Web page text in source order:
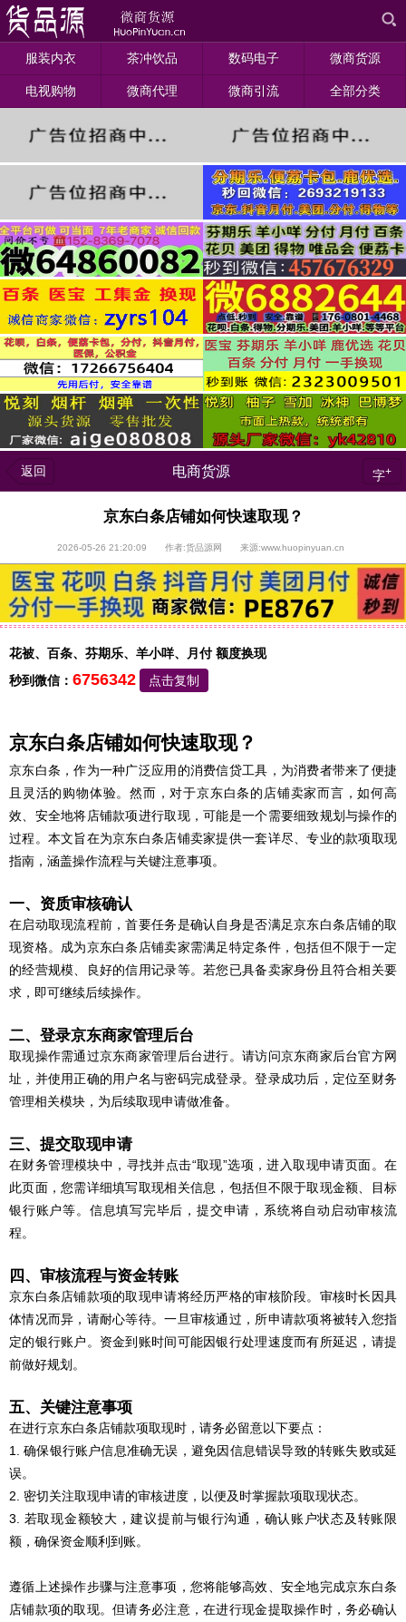
服装内衣 茶冲饮品 数码电子 微商货源
电视购物 微商代理 微商引流 全部分类
返回 电商货源 字+
京东白条店铺如何快速取现？
2026-05-26 21:20:09 作者:货品源网 来源:www.huopinyuan.cn
花被、百条、芬期乐、羊小咩、月付 额度换现
秒到微信： 6756342 点击复制
京东白条店铺如何快速取现？
京东白条，作为一种广泛应用的消费信贷工具，为消费者带来了便捷
且灵活的购物体验。然而，对于京东白条的店铺卖家而言，如何高
效、安全地将店铺款项进行取现，可能是一个需要细致规划与操作的
过程。本文旨在为京东白条店铺卖家提供一套详尽、专业的款项取现
指南，涵盖操作流程与关键注意事项。
一、资质审核确认
在启动取现流程前，首要任务是确认自身是否满足京东白条店铺的取
现资格。成为京东白条店铺卖家需满足特定条件，包括但不限于一定
的经营规模、良好的信用记录等。若您已具备卖家身份且符合相关要
求，即可继续后续操作。
二、登录京东商家管理后台
取现操作需通过京东商家管理后台进行。请访问京东商家后台官方网
址，并使用正确的用户名与密码完成登录。登录成功后，定位至财务
管理相关模块，为后续取现申请做准备。
三、提交取现申请
在财务管理模块中，寻找并点击“取现”选项，进入取现申请页面。在
此页面，您需详细填写取现相关信息，包括但不限于取现金额、目标
银行账户等。信息填写完毕后，提交申请，系统将自动启动审核流
程。
四、审核流程与资金转账
京东白条店铺款项的取现申请将经历严格的审核阶段。审核时长因具
体情况而异，请耐心等待。一旦审核通过，所申请款项将被转入您指
定的银行账户。资金到账时间可能因银行处理速度而有所延迟，请提
前做好规划。
五、关键注意事项
在进行京东白条店铺款项取现时，请务必留意以下要点：
1. 确保银行账户信息准确无误，避免因信息错误导致的转账失败或延
误。
2. 密切关注取现申请的审核进度，以便及时掌握款项取现状态。
3. 若取现金额较大，建议提前与银行沟通，确认账户状态及转账限
额，确保资金顺利到账。
遵循上述操作步骤与注意事项，您将能够高效、安全地完成京东白条
店铺款项的取现。但请务必注意，在进行现金提取操作时，务必确认